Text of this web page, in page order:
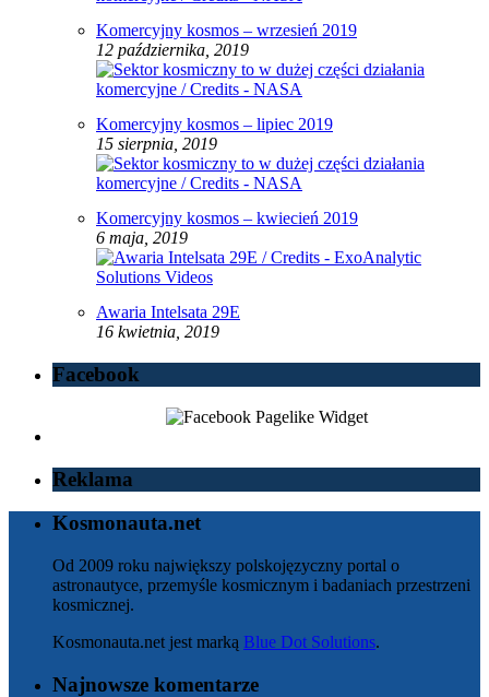
Komercyjny kosmos – wrzesień 2019
12 października, 2019
Komercyjny kosmos – lipiec 2019
15 sierpnia, 2019
Komercyjny kosmos – kwiecień 2019
6 maja, 2019
Awaria Intelsata 29E
16 kwietnia, 2019
Facebook
Reklama
Kosmonauta.net
Od 2009 roku największy polskojęzyczny portal o
astronautyce, przemyśle kosmicznym i badaniach przestrzeni
kosmicznej.
Kosmonauta.net jest marką Blue Dot Solutions.
Najnowsze komentarze